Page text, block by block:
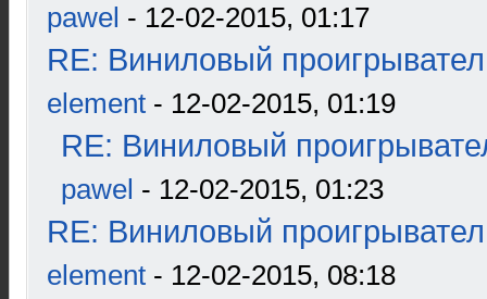
pawel - 12-02-2015, 01:17
RE: Виниловый
element - 12-02-2015, 01:19
RE: Виниловый
pawel - 12-02-2015, 01:23
RE: Виниловый
element - 12-02-2015, 08:18